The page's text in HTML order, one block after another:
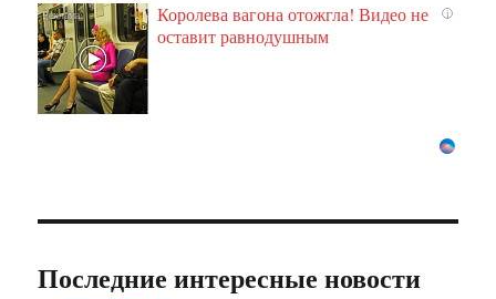
i
Королева вагона отожгла! Видео не
оставит равнодушным
Последние интересные новости